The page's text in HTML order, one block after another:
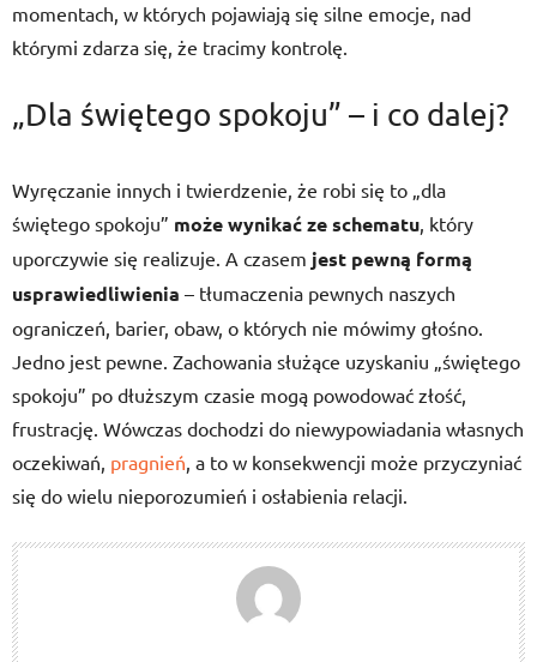
momentach, w których pojawiają się silne emocje, nad
którymi zdarza się, że tracimy kontrolę.
„Dla świętego spokoju” – i co dalej?
Wyręczanie innych i twierdzenie, że robi się to „dla
świętego spokoju” może wynikać ze schematu, który
uporczywie się realizuje. A czasem jest pewną formą
usprawiedliwienia – tłumaczenia pewnych naszych
ograniczeń, barier, obaw, o których nie mówimy głośno.
Jedno jest pewne. Zachowania służące uzyskaniu „świętego
spokoju” po dłuższym czasie mogą powodować złość,
frustrację. Wówczas dochodzi do niewypowiadania własnych
oczekiwań, pragnień, a to w konsekwencji może przyczyniać
się do wielu nieporozumień i osłabienia relacji.